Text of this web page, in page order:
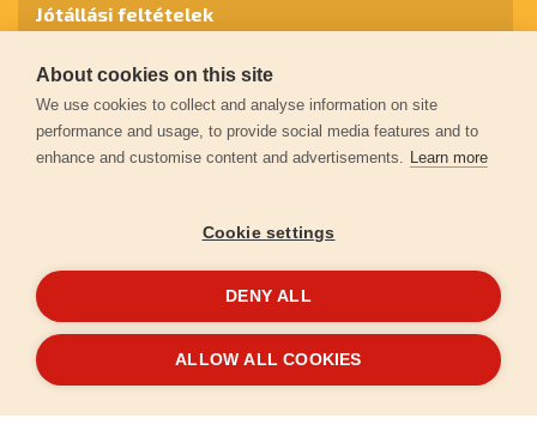
© 2026extol.hu- Minden jog fenntartva
Jótállási feltételek
Személyes adatok védelme
Kapcsolat
Garancia regisztráció
LétrehoztaFEO
About cookies on this site
We use cookies to collect and analyse information on site
performance and usage, to provide social media features and to
enhance and customise content and advertisements. Learn more
Cookie settings
DENY ALL
ALLOW ALL COOKIES